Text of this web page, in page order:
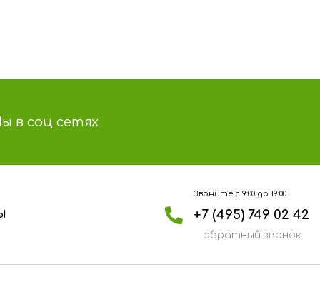
в соц сетях
Звоните с 9:00 до 19:00
+7 (495) 749 02 42
обратный звонок